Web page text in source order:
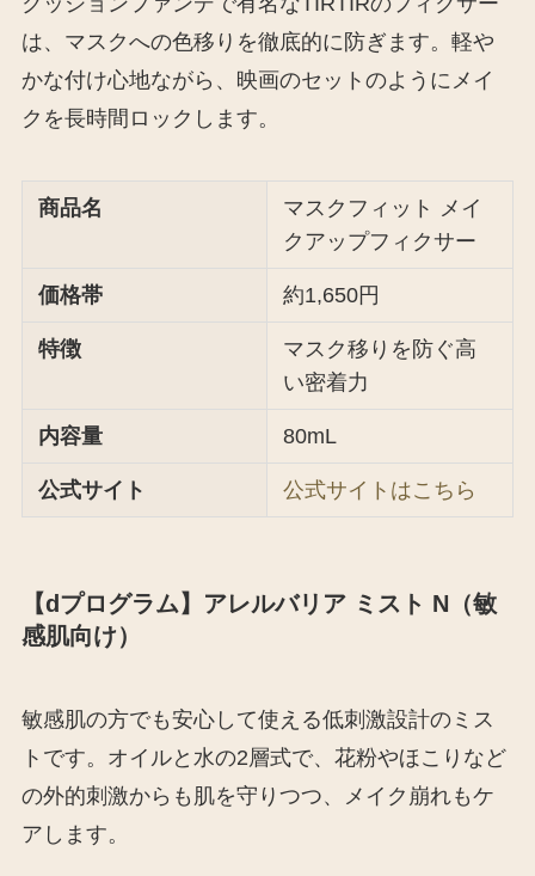
は、マスクへの色移りを徹底的に防ぎます。軽や
かな付け心地ながら、映画のセットのようにメイ
クを長時間ロックします。
商品名
マスクフィット メイ
クアップフィクサー
価格帯 約1,650円
特徴
マスク移りを防ぐ高
い密着力
内容量 80mL
公式サイト 公式サイトはこちら
【dプログラム】アレルバリア ミスト N（敏
感肌向け）
敏感肌の方でも安心して使える低刺激設計のミス
トです。オイルと水の2層式で、花粉やほこりなど
の外的刺激からも肌を守りつつ、メイク崩れもケ
アします。